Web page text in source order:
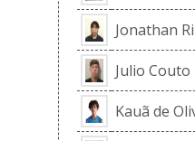
Jonathan
Julio Couto
Kauã de